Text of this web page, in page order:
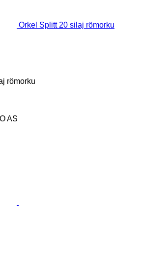
Orkel Splitt 20 silaj römorku
römorku
AS